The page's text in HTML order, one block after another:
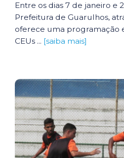
Entre os dias 7 de janeiro e
Prefeitura de Guarulhos,
oferece uma programação
CEUs ... [saiba mais]